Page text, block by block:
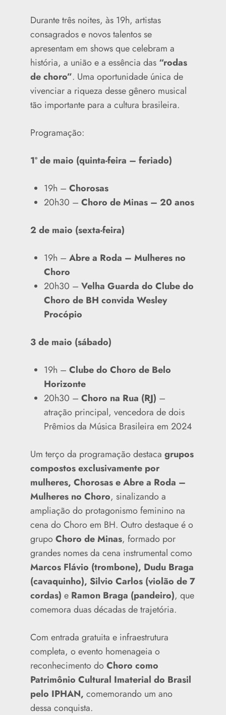
Durante três noites, às 19h, artistas
consagrados e novos talentos se
apresentam em shows que celebram a
história, a união e a essência das “rodas
de choro”. Uma oportunidade única de
vivenciar a riqueza desse gênero musical
tão importante para a cultura brasileira.
Programação:
1º de maio (quinta-feira – feriado)
19h – Chorosas
20h30 – Choro de Minas – 20 anos
2 de maio (sexta-feira)
19h – Abre a Roda – Mulheres no
Choro
20h30 – Velha Guarda do Clube do
Choro de BH convida Wesley
Procópio
3 de maio (sábado)
19h – Clube do Choro de Belo
Horizonte
20h30 – Choro na Rua (RJ) –
atração principal, vencedora de dois
Prêmios da Música Brasileira em 2024
Um terço da programação destaca grupos
compostos exclusivamente por
mulheres, Chorosas e Abre a Roda –
Mulheres no Choro, sinalizando a
ampliação do protagonismo feminino na
cena do Choro em BH. Outro destaque é o
grupoChoro de Minas, formado por
grandes nomes da cena instrumental como
Marcos Flávio (trombone), Dudu Braga
(cavaquinho), Silvio Carlos (violão de 7
cordas) e Ramon Braga (pandeiro), que
comemora duas décadas de trajetória.
Com entrada gratuita e infraestrutura
completa, o evento homenageia o
reconhecimento doChoro como
Patrimônio Cultural Imaterial do Brasil
pelo IPHAN, comemorando um ano
dessa conquista.